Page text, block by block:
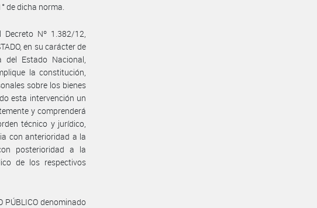
de dicha norma.
Nº 1.382/12,
en su carácter de
Estado Nacional,
la constitución,
sobre los bienes
esta intervención un
y comprenderá
técnico y jurídico,
con anterioridad a la
posterioridad a la
de los respectivos
PÚBLICO denominado